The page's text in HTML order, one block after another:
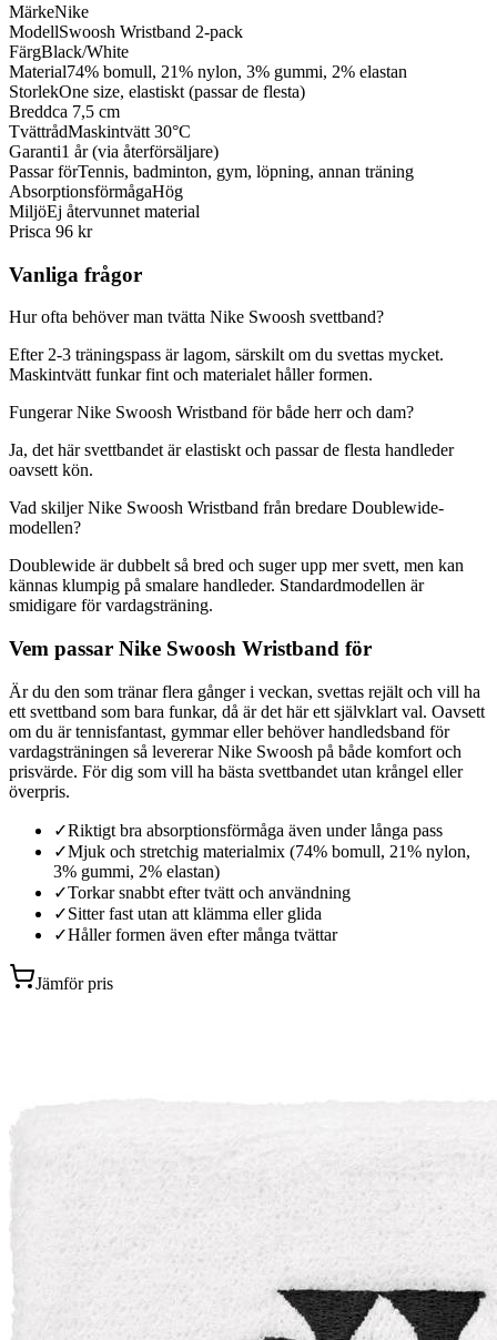
MärkeNike
ModellSwoosh Wristband 2-pack
FärgBlack/White
Material74% bomull, 21% nylon, 3% gummi, 2% elastan
StorlekOne size, elastiskt (passar de flesta)
Breddca 7,5 cm
TvättrådMaskintvätt 30°C
Garanti1 år (via återförsäljare)
Passar förTennis, badminton, gym, löpning, annan träning
AbsorptionsförmågaHög
MiljöEj återvunnet material
Prisca 96 kr
Vanliga frågor
Hur ofta behöver man tvätta Nike Swoosh svettband?
Efter 2-3 träningspass är lagom, särskilt om du svettas mycket.
Maskintvätt funkar fint och materialet håller formen.
Fungerar Nike Swoosh Wristband för både herr och dam?
Ja, det här svettbandet är elastiskt och passar de flesta handleder
oavsett kön.
Vad skiljer Nike Swoosh Wristband från bredare Doublewide-
modellen?
Doublewide är dubbelt så bred och suger upp mer svett, men kan
kännas klumpig på smalare handleder. Standardmodellen är
smidigare för vardagsträning.
Vem passar Nike Swoosh Wristband för
Är du den som tränar flera gånger i veckan, svettas rejält och vill ha
ett svettband som bara funkar, då är det här ett självklart val. Oavsett
om du är tennisfantast, gymmar eller behöver handledsband för
vardagsträningen så levererar Nike Swoosh på både komfort och
prisvärde. För dig som vill ha bästa svettbandet utan krångel eller
överpris.
✓Riktigt bra absorptionsförmåga även under långa pass
✓Mjuk och stretchig materialmix (74% bomull, 21% nylon,
3% gummi, 2% elastan)
✓Torkar snabbt efter tvätt och användning
✓Sitter fast utan att klämma eller glida
✓Håller formen även efter många tvättar
Jämför pris